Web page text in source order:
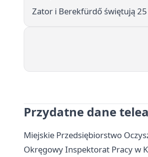
Zator i Berekfürdő świętują
Przydatne dane
Miejskie Przedsiębiorstwo
Okręgowy Inspektorat Pracy w